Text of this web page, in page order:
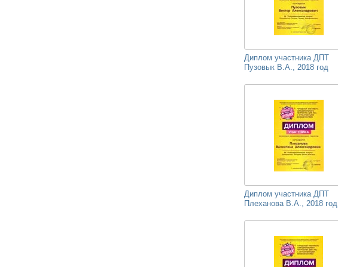
Диплом участника ДПТ
Пузовык В.А., 2018 год
Диплом участника ДПТ
Плеханова В.А., 2018 год